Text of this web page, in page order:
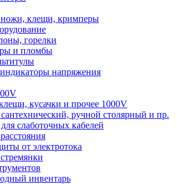
клещи, кримперы
горелки
и пломбы
напряжения
кусачки и прочее 1000V
ручной столярный и пр.
слаботочных кабелей
от электротока
инвентарь